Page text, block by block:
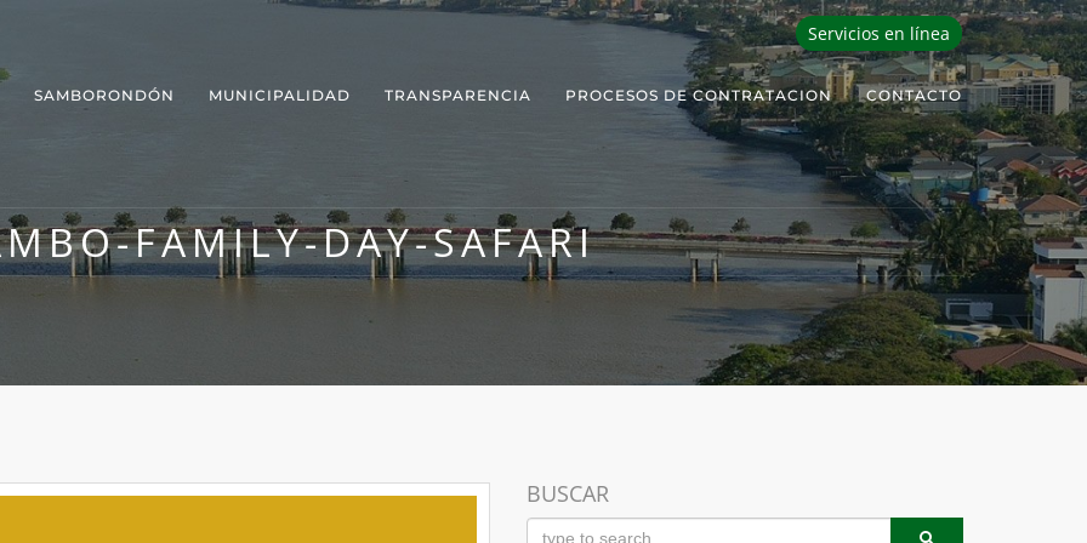
Servicios en línea
SAMBORONDÓN MUNICIPALIDAD TRANSPARENCIA PROCESOS DE CONTRATACION CONTACTO
FAMILY-DAY-SAFARI
BUSCAR